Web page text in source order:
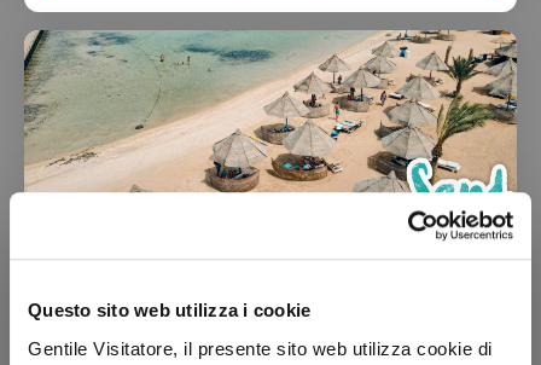
Questo sito web utilizza i cookie
Gentile Visitatore, il presente sito web utilizza cookie di
Alexander The Great